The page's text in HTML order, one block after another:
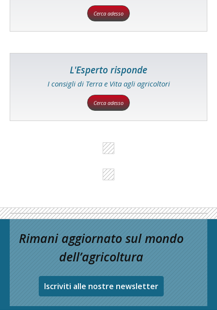
Cerca adesso
L'Esperto risponde
I consigli di Terra e Vita agli agricoltori
Cerca adesso
Rimani aggiornato sul mondo
dell’agricoltura
Iscriviti alle nostre newsletter